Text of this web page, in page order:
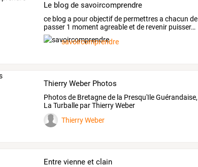
Le blog de savoircomprendre
ce blog a pourobjectifde permettresa chacun de
passer 1 moment agreableet de revenir puisser…
savoircomprendre
Thierry Weber Photos
Photos de Bretagne de la Presqu'Ile Guérandaise,
La Turballe par Thierry Weber
Thierry Weber
Entre vienne et clain